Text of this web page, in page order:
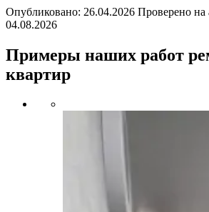
Опубликовано: 26.04.2026 Проверено на
04.08.2026
Примеры наших работ
квартир